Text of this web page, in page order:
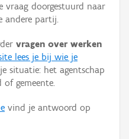
vraag doorgestuurd naar
andere partij.
vragen over werken
lees je bij wie je
situatie: het agentschap
gemeente.
vind je antwoord op